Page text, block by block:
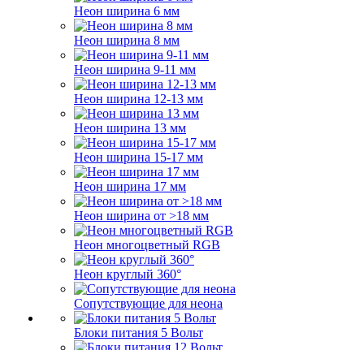
Неон ширина 6 мм
Неон ширина 8 мм
Неон ширина 9-11 мм
Неон ширина 12-13 мм
Неон ширина 13 мм
Неон ширина 15-17 мм
Неон ширина 17 мм
Неон ширина от >18 мм
Неон многоцветный RGB
Неон круглый 360°
Сопутствующие для неона
Блоки питания 5 Вольт